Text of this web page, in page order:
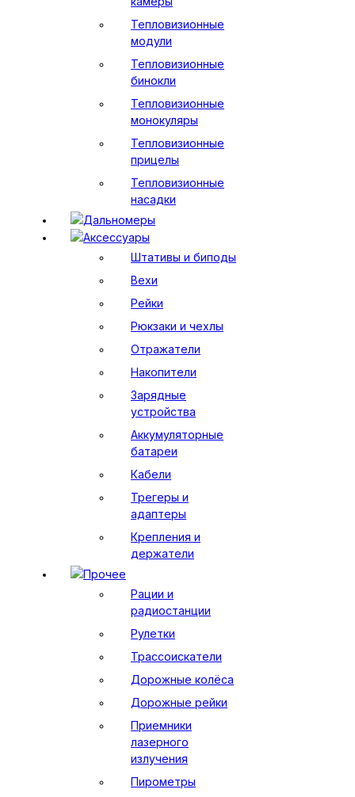
Тепловизионные
модули
Тепловизионные
бинокли
Тепловизионные
монокуляры
Тепловизионные
прицелы
Тепловизионные
насадки
Дальномеры
Аксессуары
Штативы и биподы
Вехи
Рейки
Рюкзаки и чехлы
Отражатели
Накопители
Зарядные
устройства
Аккумуляторные
батареи
Кабели
Трегеры и
адаптеры
Крепления и
держатели
Прочее
Рации и
радиостанции
Рулетки
Трассоискатели
Дорожные колёса
Дорожные рейки
Приемники
лазерного
излучения
Пирометры